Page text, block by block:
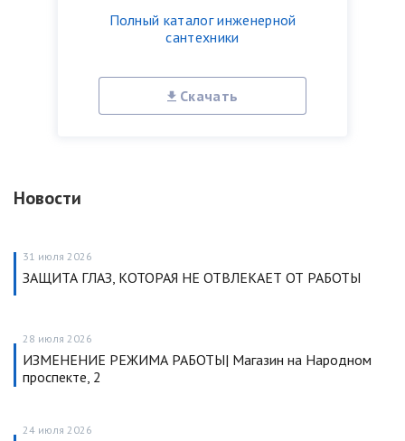
Полный каталог инженерной
сантехники
Скачать
Новости
31 июля 2026
ЗАЩИТА ГЛАЗ, КОТОРАЯ НЕ ОТВЛЕКАЕТ ОТ РАБОТЫ
28 июля 2026
ИЗМЕНЕНИЕ РЕЖИМА РАБОТЫ| Магазин на Народном
проспекте, 2
24 июля 2026